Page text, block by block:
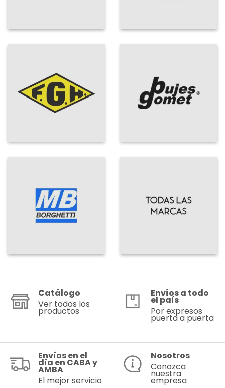
Catálogo
Ver todos los
productos
Envíos a todo
el país
Por expresos
puerta a puerta
Envíos en el
día en CABA y
AMBA
El mejor servicio
Nosotros
Conozca
nuestra
empresa